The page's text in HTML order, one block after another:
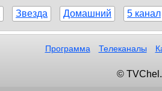
Звезда Домашний 5 канал
Программа Телеканалы
©